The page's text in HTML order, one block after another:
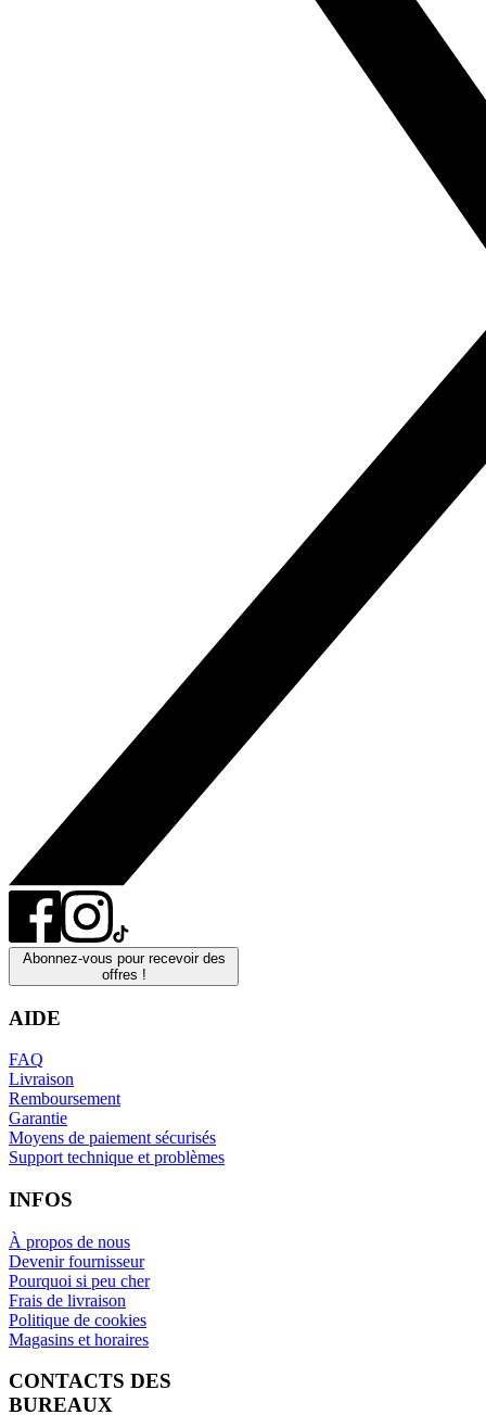
Abonnez-vous pour recevoir des
offres !
AIDE
FAQ
Livraison
Remboursement
Garantie
Moyens de paiement sécurisés
Support technique et problèmes
INFOS
À propos de nous
Devenir fournisseur
Pourquoi si peu cher
Frais de livraison
Politique de cookies
Magasins et horaires
CONTACTS DES
BUREAUX